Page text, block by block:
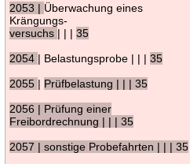
2053 | Überwachung eines
Krängungs-
versuchs | | |35
2054 | Belastungsprobe | | |35
2055 | Prüfbelastung | | | 35
2056 | Prüfung einer
Freibordrechnung | | | 35
2057 | sonstige Probefahrten | | | 35